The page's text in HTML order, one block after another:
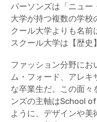
パーソンズは「ニュー
大学が持つ複数の学校
クール大学よりも名前
スクール大学は【歴史】
ファッション分野にお
ム・フォード、アレキ
な卒業生だ。この面々
ンズの主軸はSchool
ように、デザインや美